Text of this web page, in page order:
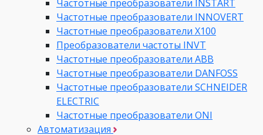
Частотные преобразователи INSTART
Частотные преобразователи INNOVERT
Частотные преобразователи Х100
Преобразователи частоты INVT
Частотные преобразователи ABB
Частотные преобразователи DANFOSS
Частотные преобразователи SCHNEIDER
ELECTRIC
Частотные преобразователи ONI
Автоматизация